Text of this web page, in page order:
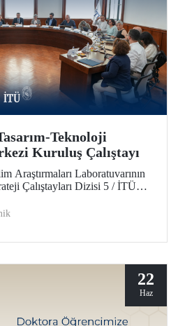
Teknoloji
Kuruluş Çalıştayı
Araştırmaları Laboratuvarının
Çalıştayları Dizisi 5 / İTÜ
22
Haz